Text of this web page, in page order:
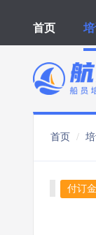
首页 培
首页 培
付订